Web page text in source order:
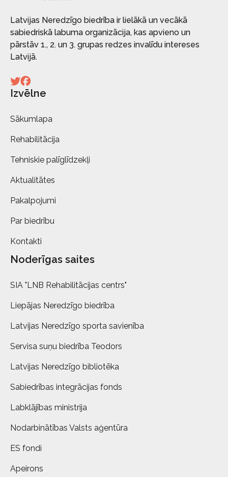
Latvijas Neredzīgo biedrība ir lielākā un vecākā
sabiedriskā labuma organizācija, kas apvieno un
pārstāv 1., 2. un 3. grupas redzes invalīdu intereses
Latvijā.
Izvēlne
Sākumlapa
Rehabilitācija
Tehniskie palīglīdzekļi
Aktualitātes
Pakalpojumi
Par biedrību
Kontakti
Noderīgas saites
SIA "LNB Rehabilitācijas centrs"
Liepājas Neredzīgo biedrība
Latvijas Neredzīgo sporta savienība
Servisa suņu biedrība Teodors
Latvijas Neredzīgo bibliotēka
Sabiedrības integrācijas fonds
Labklājības ministrija
Nodarbinātības Valsts aģentūra
ES fondi
Apeirons